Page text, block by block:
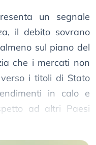
un segnale
il debito sovrano
sul piano del
che i mercati non
i titoli di Stato
in calo e
ad altri Paesi